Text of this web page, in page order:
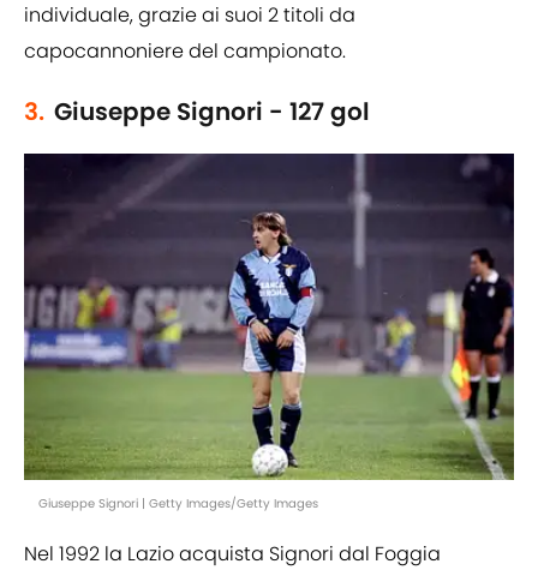
individuale, grazie ai suoi 2 titoli da
capocannoniere del campionato.
3. Giuseppe Signori - 127 gol
Giuseppe Signori | Getty Images/Getty Images
Nel 1992 la Lazio acquista Signori dal Foggia